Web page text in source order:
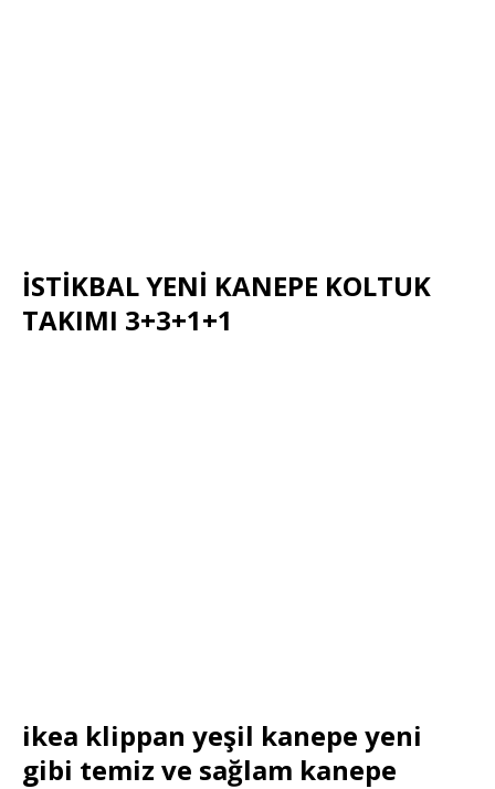
İSTİKBAL YENİ KANEPE KOLTUK
TAKIMI 3+3+1+1
ikea klippan yeşil kanepe yeni
gibi temiz ve sağlam kanepe